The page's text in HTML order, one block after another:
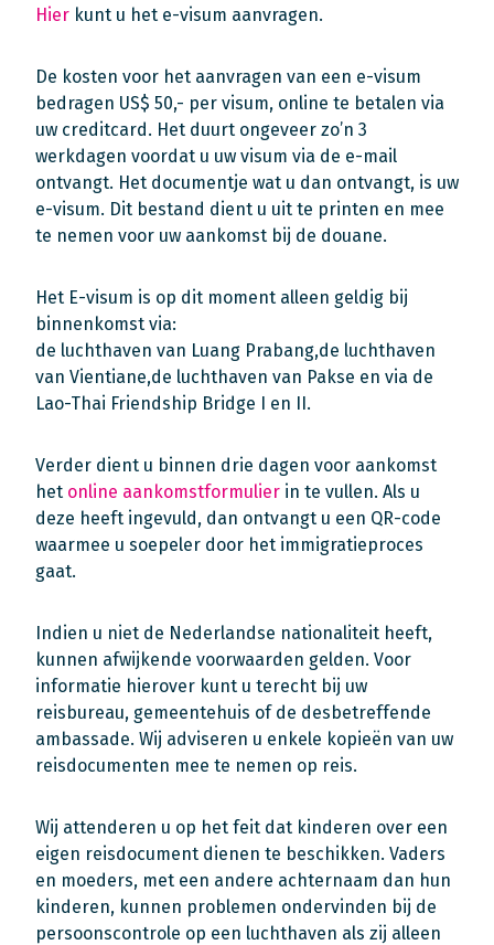
Hier kunt u het e-visum aanvragen.
De kosten voor het aanvragen van een e-visum
bedragen US$ 50,- per visum, online te betalen via
uw creditcard. Het duurt ongeveer zo’n 3
werkdagen voordat u uw visum via de e-mail
ontvangt. Het documentje wat u dan ontvangt, is uw
e-visum. Dit bestand dient u uit te printen en mee
te nemen voor uw aankomst bij de douane.
Het E-visum is op dit moment alleen geldig bij
binnenkomst via:
de luchthaven van Luang Prabang,de luchthaven
van Vientiane,de luchthaven van Pakse en via de
Lao-Thai Friendship Bridge I en II.
Verder dient u binnen drie dagen voor aankomst
het online aankomstformulier in te vullen. Als u
deze heeft ingevuld, dan ontvangt u een QR-code
waarmee u soepeler door het immigratieproces
gaat.
Indien u niet de Nederlandse nationaliteit heeft,
kunnen afwijkende voorwaarden gelden. Voor
informatie hierover kunt u terecht bij uw
reisbureau, gemeentehuis of de desbetreffende
ambassade. Wij adviseren u enkele kopieën van uw
reisdocumenten mee te nemen op reis.
Wij attenderen u op het feit dat kinderen over een
eigen reisdocument dienen te beschikken. Vaders
en moeders, met een andere achternaam dan hun
kinderen, kunnen problemen ondervinden bij de
persoonscontrole op een luchthaven als zij alleen